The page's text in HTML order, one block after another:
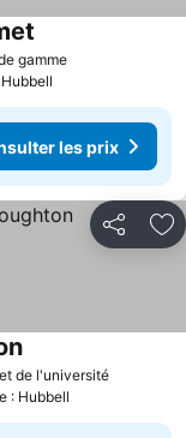
gamme
les prix
Partager
de l'université
: Hubbell